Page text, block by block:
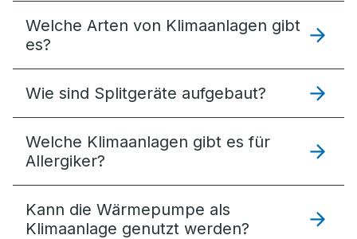
Welche Arten von Klimaanlagen gibt
es?
Wie sind Splitgeräte aufgebaut?
Welche Klimaanlagen gibt es für
Allergiker?
Kann die Wärmepumpe als
Klimaanlage genutzt werden?